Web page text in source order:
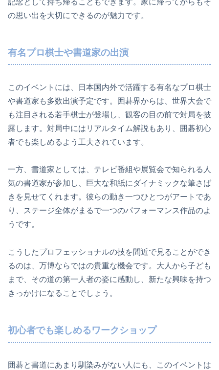
の思い出を大切にできるのが魅力です。
有名プロ棋士や書道家の出演
このイベントには、日本国内外で活躍する有名なプロ棋士
や書道家も多数出演予定です。囲碁界からは、世界大会で
も注目される若手棋士が登場し、観客の目の前で対局を披
露します。対局中にはリアルタイム解説もあり、囲碁初心
者でも楽しめるよう工夫されています。
一方、書道家としては、テレビ番組や展覧会で知られる人
気の書道家が参加し、巨大な和紙にダイナミックな筆さば
きを見せてくれます。彼らの動き一つひとつがアートであ
り、ステージ全体がまるで一つのパフォーマンス作品のよ
うです。
こうしたプロフェッショナルの技を間近で見ることができ
るのは、万博ならではの貴重な機会です。大人から子ども
まで、その道の第一人者の姿に感動し、新たな興味を持つ
きっかけになることでしょう。
初心者でも楽しめるワークショップ
囲碁と書道にあまり馴染みがない人にも、このイベントは